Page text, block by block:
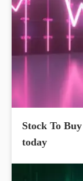
Stock To
today